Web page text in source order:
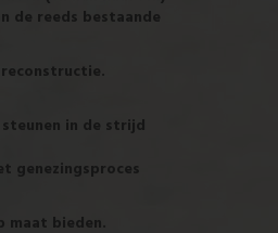
de reeds bestaande
in de strijd
genezingsproces
maat bieden.